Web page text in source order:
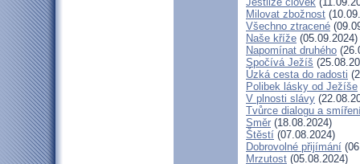
Milovat zbožnost
Všechno ztracené
Naše kříže (05.09.2024)
Napomínat druhého
Spočívá Ježíš
Úzká cesta do radosti
Polibek lásky od Ježíše
V plnosti slávy
Tvůrce dialogu a
Směr (18.08.2024)
Štěstí (07.08.2024)
Dobrovolné přijímání
Mrzutost (05.08.2024)